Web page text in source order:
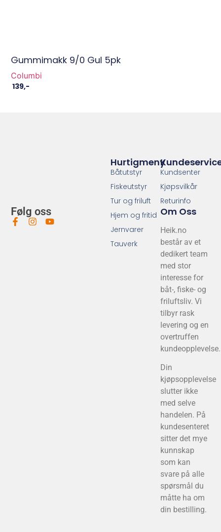
Gummimakk 9/0 Gul 5pk
Columbi
139,-
Følg oss
Kundsenter
Kjøpsvilkår
Returinfo
Om Oss
Heik.no
består av et
dedikert team
med stor
interesse for
båt-, fiske- og
friluftsliv. Vi
tilbyr rask
levering og en
overtruffen
kundeopplevelse.
Din
kjøpsopplevelse
slutter ikke
med selve
handelen. På
kundesenteret
sitter det mye
kunnskap
som kan
svare på alle
spørsmål du
måtte ha om
din bestilling.
Hurtigmeny
Båtutstyr
Fiskeutstyr
Tur og friluft
Hjem og fritid
Jernvarer
Tauverk